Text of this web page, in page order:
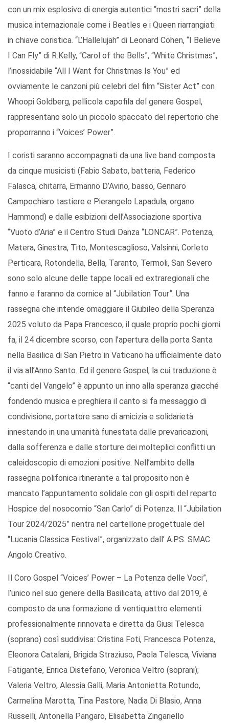
con un mix esplosivo di energia autentici “mostri sacri” della
musica internazionale come i Beatles e i Queen riarrangiati
in chiave coristica. “L’Hallelujah” di Leonard Cohen, “I Believe
I Can Fly” di R.Kelly, “Carol of the Bells”, “White Christmas”,
l’inossidabile “All I Want for Christmas Is You” ed
ovviamente le canzoni più celebri del film “Sister Act” con
Whoopi Goldberg, pellicola capofila del genere Gospel,
rappresentano solo un piccolo spaccato del repertorio che
proporranno i “Voices’ Power”.
I coristi saranno accompagnati da una live band composta
da cinque musicisti (Fabio Sabato, batteria, Federico
Falasca, chitarra, Ermanno D’Avino, basso, Gennaro
Campochiaro tastiere e Pierangelo Lapadula, organo
Hammond) e dalle esibizioni dell’Associazione sportiva
“Vuoto d’Aria” e il Centro Studi Danza “LONCAR”. Potenza,
Matera, Ginestra, Tito, Montescaglioso, Valsinni, Corleto
Perticara, Rotondella, Bella, Taranto, Termoli, San Severo
sono solo alcune delle tappe locali ed extraregionali che
fanno e faranno da cornice al “Jubilation Tour”. Una
rassegna che intende omaggiare il Giubileo della Speranza
2025 voluto da Papa Francesco, il quale proprio pochi giorni
fa, il 24 dicembre scorso, con l’apertura della porta Santa
nella Basilica di San Pietro in Vaticano ha ufficialmente dato
il via all’Anno Santo. Ed il genere Gospel, la cui traduzione è
“canti del Vangelo” è appunto un inno alla speranza giacché
fondendo musica e preghiera il canto si fa messaggio di
condivisione, portatore sano di amicizia e solidarietà
innestando in una umanità funestata dalle prevaricazioni,
dalla sofferenza e dalle storture dei molteplici conflitti un
caleidoscopio di emozioni positive. Nell’ambito della
rassegna polifonica itinerante a tal proposito non è
mancato l’appuntamento solidale con gli ospiti del reparto
Hospice del nosocomio “San Carlo” di Potenza. Il “Jubilation
Tour 2024/2025” rientra nel cartellone progettuale del
“Lucania Classica Festival”, organizzato dall’ A.P.S. SMAC
Angolo Creativo.
Il Coro Gospel “Voices’ Power – La Potenza delle Voci”,
l’unico nel suo genere della Basilicata, attivo dal 2019, è
composto da una formazione di ventiquattro elementi
professionalmente rinnovata e diretta da Giusi Telesca
(soprano) così suddivisa: Cristina Foti, Francesca Potenza,
Eleonora Catalani, Brigida Straziuso, Paola Telesca, Viviana
Fatigante, Enrica Distefano, Veronica Veltro (soprani);
Valeria Veltro, Alessia Galli, Maria Antonietta Rotundo,
Carmelina Marotta, Tina Pastore, Nadia Di Blasio, Anna
Russelli, Antonella Pangaro, Elisabetta Zingariello